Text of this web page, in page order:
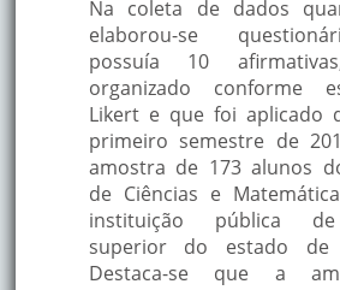
Na coleta de dados
elaborou-se
possuía 10
organizado conforme
Likert e que foi aplicado
primeiro semestre de
amostra de 173 alunos
de Ciências e
instituição pública
superior do estado de
Destaca-se que a